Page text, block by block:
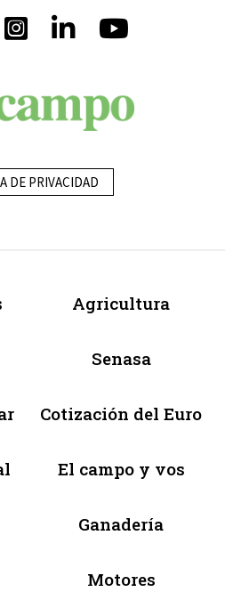
DE PRIVACIDAD
Agricultura
Senasa
Cotización del Euro
El campo y vos
Ganadería
Motores